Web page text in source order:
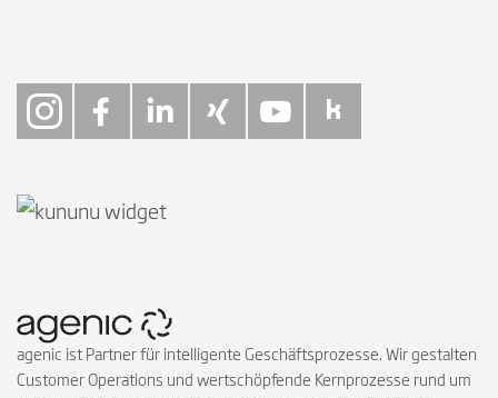
agenic ist Partner für intelligente Geschäftsprozesse. Wir gestalten
Customer Operations und wertschöpfende Kernprozesse rund um